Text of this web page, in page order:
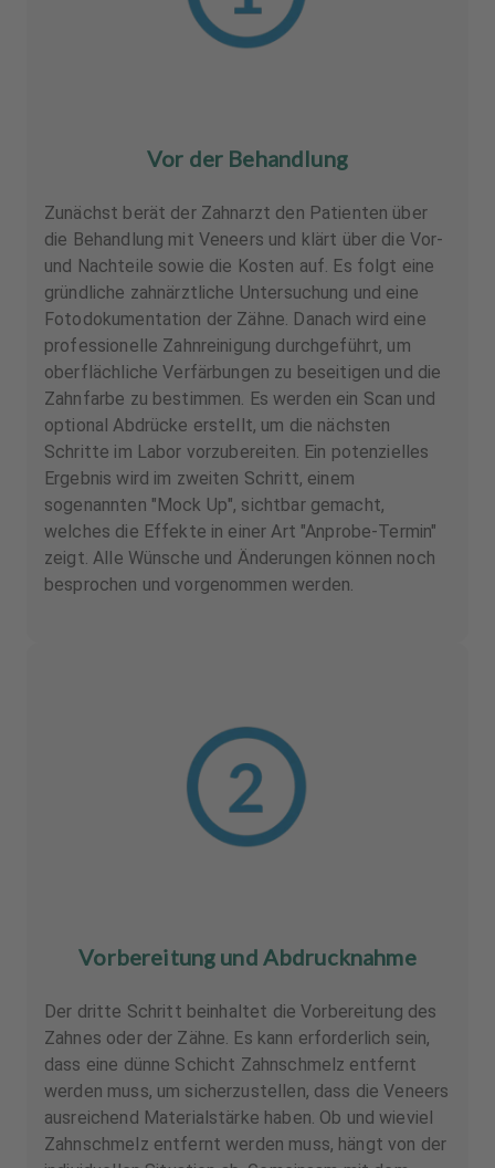
Vor der Behandlung
Zunächst berät der Zahnarzt den Patienten über
die Behandlung mit Veneers und klärt über die Vor-
und Nachteile sowie die Kosten auf. Es folgt eine
gründliche zahnärztliche Untersuchung und eine
Fotodokumentation der Zähne. Danach wird eine
professionelle Zahnreinigung durchgeführt, um
oberflächliche Verfärbungen zu beseitigen und die
Zahnfarbe zu bestimmen. Es werden ein Scan und
optional Abdrücke erstellt, um die nächsten
Schritte im Labor vorzubereiten. Ein potenzielles
Ergebnis wird im zweiten Schritt, einem
sogenannten "Mock Up", sichtbar gemacht,
welches die Effekte in einer Art "Anprobe-Termin"
zeigt. Alle Wünsche und Änderungen können noch
besprochen und vorgenommen werden.
Vorbereitung und Abdrucknahme
Der dritte Schritt beinhaltet die Vorbereitung des
Zahnes oder der Zähne. Es kann erforderlich sein,
dass eine dünne Schicht Zahnschmelz entfernt
werden muss, um sicherzustellen, dass die Veneers
ausreichend Materialstärke haben. Ob und wieviel
Zahnschmelz entfernt werden muss, hängt von der